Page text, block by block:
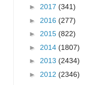
► 2017 (341)
► 2016 (277)
► 2015 (822)
► 2014 (1807)
► 2013 (2434)
► 2012 (2346)